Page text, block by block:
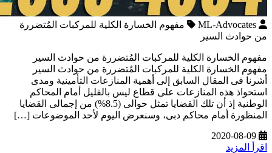
ML-Advocates
مفهوم الخسارة الكلية للمركبات المُتضررة
من حوادث السير
مفهوم الخسارة الكلية للمركبات المُتضررة من حوادث السير
مفهوم الخسارة الكلية للمركبات المُتضررة من حوادث السير
أشرنا فى المقال السابق إلى أهمية المنازعات التأمينية ومدى
استحواذ هذه المنازعات على قطاع ليس بالقليل أمام المحاكم
الوطنية إذ أن تلك القضايا تمثل حوالى (8.5%) من إجمالى القضايا
المنظورة أمام محاكم دبى، وسنعرض اليوم لأحد الموضوعات […]
2020-08-09
اقرأ المزيد